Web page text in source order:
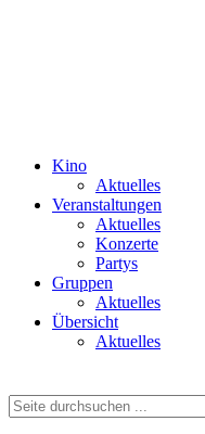
Kino
Aktuelles
Veranstaltungen
Aktuelles
Konzerte
Partys
Gruppen
Aktuelles
Übersicht
Aktuelles